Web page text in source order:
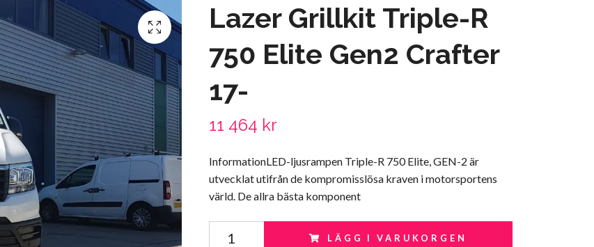
Lazer Grillkit Triple-R
750 Elite Gen2 Crafter
17-
11 464 kr
InformationLED-ljusrampen Triple-R 750 Elite, GEN-2 är
utvecklat utifrån de kompromisslösa kraven i motorsportens
värld. De allra bästa komponent
LÄGG I VARUKORGEN